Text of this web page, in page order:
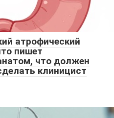
атрофический
пишет
что должен
клиницист